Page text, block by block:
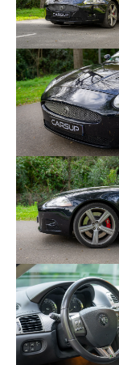
Volant
Volant
Intérieur
Écran
Détecteur
Feux
Phares
Alarme
Boulons
Compteur
Feux de
Freinage
Pare-
Réglage